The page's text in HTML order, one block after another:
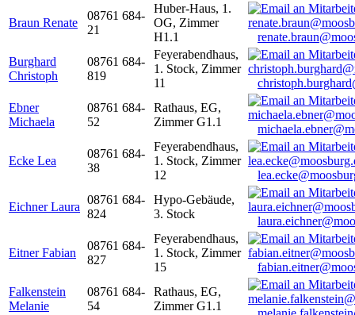
Braun Renate
08761 684-
21
Huber-Haus, 1.
OG, Zimmer
H1.1
Burghard
Christoph
08761 684-
819
Feyerabendhaus,
1. Stock, Zimmer
11
Ebner
Michaela
08761 684-
52
Rathaus, EG,
Zimmer G1.1
Ecke Lea
08761 684-
38
Feyerabendhaus,
1. Stock, Zimmer
12
Eichner Laura
08761 684-
824
Hypo-Gebäude,
3. Stock
Eitner Fabian
08761 684-
827
Feyerabendhaus,
1. Stock, Zimmer
15
Falkenstein
Melanie
08761 684-
54
Rathaus, EG,
Zimmer G1.1